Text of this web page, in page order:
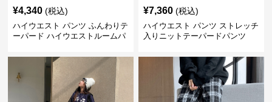
¥4,340 (税込)
ハイウエスト パンツ ふんわりテ
ーパード ハイウエストルームパ
¥7,360 (税込)
ハイウエスト パンツ ストレッチ
入りニットテーパードパンツ